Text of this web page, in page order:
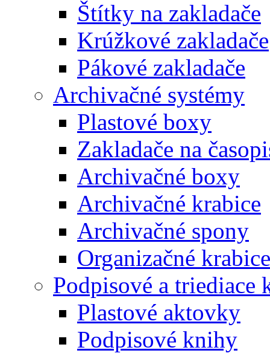
Štítky na zakladače
Krúžkové zakladače
Pákové zakladače
Archivačné systémy
Plastové boxy
Zakladače na
Archivačné boxy
Archivačné krabice
Archivačné spony
Organizačné
Podpisové a triediace
Plastové aktovky
Podpisové knihy